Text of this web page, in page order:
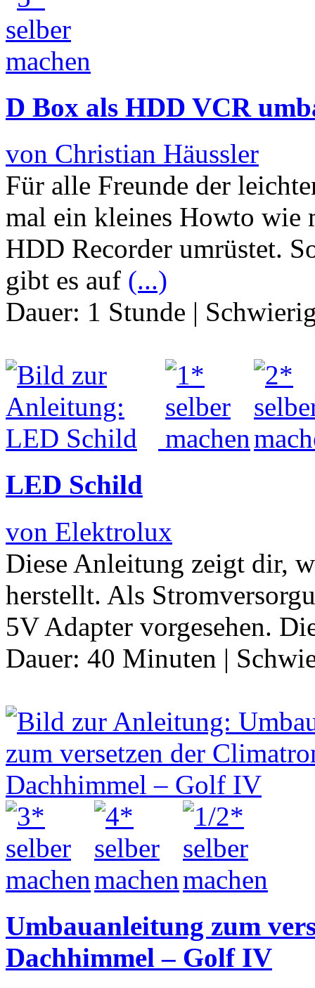
D Box als HDD VCR
von Christian Häussler
Für alle Freunde der
mal ein kleines Howto wie
HDD Recorder umrüstet.
gibt es auf (...)
Dauer: 1 Stunde |
LED Schild
von Elektrolux
Diese Anleitung zeigt dir,
herstellt. Als
5V Adapter vorgesehen.
Dauer: 40 Minuten |
Umbauanleitung zum
Dachhimmel – Golf IV